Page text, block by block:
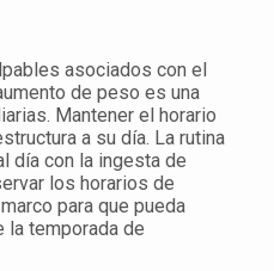
asociados con el
de peso es una
Mantener el horario
a su día. La rutina
día con la ingesta de
los horarios de
para que pueda
la temporada de